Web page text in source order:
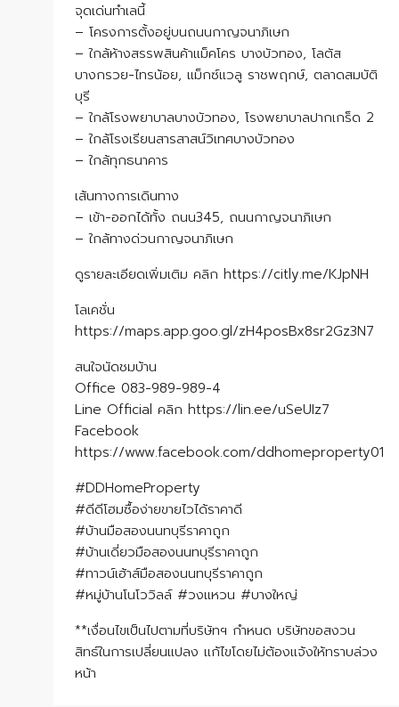
จุดเด่นทำเลนี้
– โครงการตั้งอยู่บนถนนกาญจนาภิเษก
– ใกล้ห้างสรรพสินค้าแม็คโคร บางบัวทอง, โลตัส
บางกรวย-ไทรน้อย, แม็กซ์แวลู ราชพฤกษ์, ตลาดสมบัติ
บุรี
– ใกล้โรงพยาบาลบางบัวทอง, โรงพยาบาลปากเกร็ด 2
– ใกล้โรงเรียนสารสาสน์วิเทศบางบัวทอง
– ใกล้ทุกธนาคาร
เส้นทางการเดินทาง
– เข้า-ออกได้ทั้ง ถนน345, ถนนกาญจนาภิเษก
– ใกล้ทางด่วนกาญจนาภิเษก
ดูรายละเอียดเพิ่มเติม คลิก https://citly.me/KJpNH
โลเคชั่น
https://maps.app.goo.gl/zH4posBx8sr2Gz3N7
สนใจนัดชมบ้าน
Office 083-989-989-4
Line Official คลิก https://lin.ee/uSeUIz7
Facebook
https://www.facebook.com/ddhomeproperty01
#DDHomeProperty
#ดีดีโฮมซื้อง่ายขายไวได้ราคาดี
#บ้านมือสองนนทบุรีราคาถูก
#บ้านเดี่ยวมือสองนนทบุรีราคาถูก
#ทาวน์เฮ้าส์มือสองนนทบุรีราคาถูก
#หมู่บ้านโนโววิลล์ #วงแหวน #บางใหญ่
**เงื่อนไขเป็นไปตามที่บริษัทฯ กำหนด บริษัทขอสงวน
สิทธ์ในการเปลี่ยนแปลง แก้ไขโดยไม่ต้องแจ้งให้ทราบล่วง
หน้า